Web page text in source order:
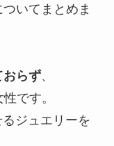
いてまとめま
おらず、
です。
ジュエリーを